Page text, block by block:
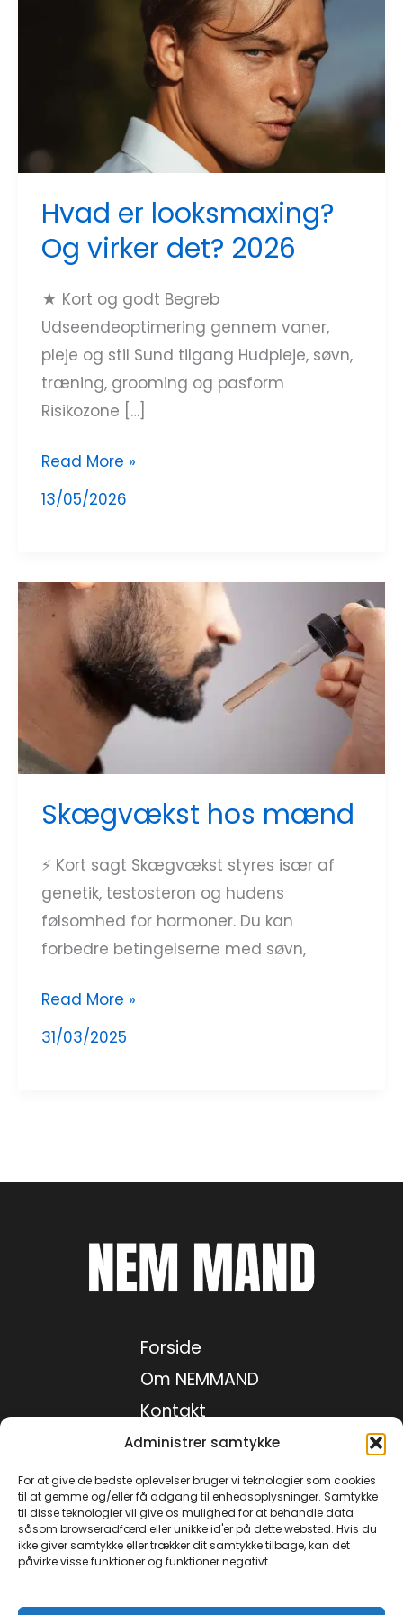
Administrer samtykke
For at give de bedste oplevelser bruger vi teknologier som cookies
til at gemme og/eller få adgang til enhedsoplysninger. Samtykke
til disse teknologier vil give os mulighed for at behandle data
såsom browseradfærd eller unikke id'er på dette websted. Hvis du
ikke giver samtykke eller trækker dit samtykke tilbage, kan det
påvirke visse funktioner og funktioner negativt.
Hvad er looksmaxing?
Og virker det? 2026
★ Kort og godt Begreb
Udseendeoptimering gennem vaner,
pleje og stil Sund tilgang Hudpleje, søvn,
træning, grooming og pasform
Risikozone […]
Read More »
13/05/2026
Skægvækst hos mænd
⚡ Kort sagt Skægvækst styres især af
genetik, testosteron og hudens
følsomhed for hormoner. Du kan
forbedre betingelserne med søvn,
Skægvækst
hos
mænd
Read More »
31/03/2025
Forside
Om NEMMAND
Kontakt
Medie kit
Privatlivspolitik
Facebook
Instagram
TikTok
YouTube